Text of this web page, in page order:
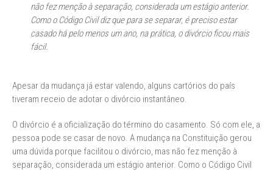
não fez menção à separação, considerada um estágio anterior.
Como o Código Civil diz que para se separar, é preciso estar
casado há pelo menos um ano, na prática, o divórcio ficou mais
fácil.
Apesar da mudança já estar valendo, alguns cartórios do país
tiveram receio de adotar o divórcio instantâneo.
O divórcio é a oficialização do término do casamento. Só com ele, a
pessoa pode se casar de novo. A mudança na Constituição gerou
uma dúvida porque facilitou o divórcio, mas não fez menção à
separação, considerada um estágio anterior. Como o Código Civil